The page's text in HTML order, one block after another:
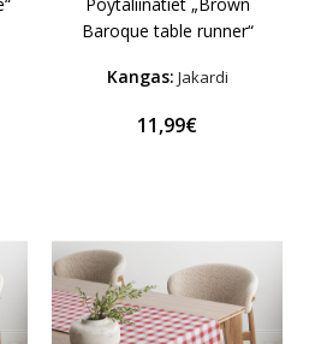
Baroque table runner“
Kangas: Jakardi
11,99€